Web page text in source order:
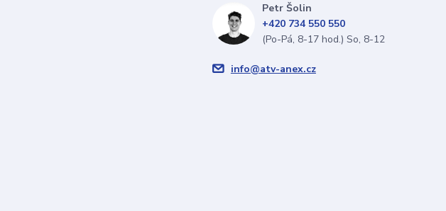
Petr Šolin
+420 734 550 550
(Po-Pá, 8-17 hod.) So, 8-12
info@atv-anex.cz